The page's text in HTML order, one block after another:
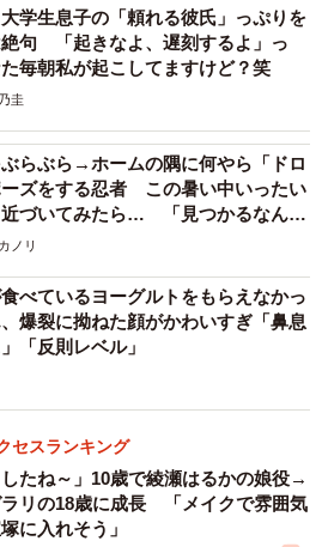
大学生息子の「頼れる彼氏」っぷりを
絶句 「起きなよ、遅刻するよ」っ
毎朝私が起こしてますけど？笑
圭
らぶら→ホームの隅に何やら「ドロ
ズをする忍者 この暑い中いったい
づいてみたら… 「見つかるなんて
ノリ
べているヨーグルトをもらえなかっ
爆裂に拗ねた顔がかわいすぎ「鼻息
「反則レベル」
セスランキング
したね～」10歳で綾瀬はるかの娘役→
リの18歳に成長 「メイクで雰囲気
に入れそう」